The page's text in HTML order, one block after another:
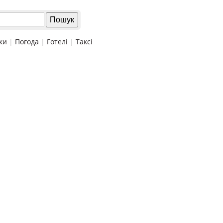
| Погода | Готелі | Таксі